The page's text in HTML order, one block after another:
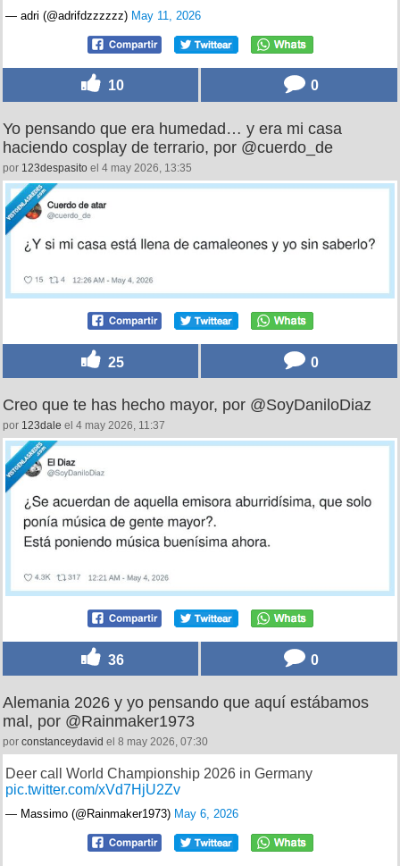
— adri (@adrifdzzzzzz) May 11, 2026
10 0
Yo pensando que era humedad… y era mi casa
haciendo cosplay de terrario, por @cuerdo_de
por 123despasito el 4 may 2026, 13:35
25 0
Creo que te has hecho mayor, por @SoyDaniloDiaz
por 123dale el 4 may 2026, 11:37
36 0
Alemania 2026 y yo pensando que aquí estábamos
mal, por @Rainmaker1973
por constanceydavid el 8 may 2026, 07:30
Deer call World Championship 2026 in Germany
pic.twitter.com/xVd7HjU2Zv
— Massimo (@Rainmaker1973) May 6, 2026